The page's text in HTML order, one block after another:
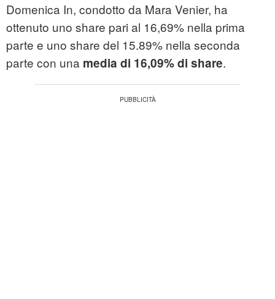
Domenica In, condotto da Mara Venier, ha
ottenuto uno share pari al 16,69% nella prima
parte e uno share del 15.89% nella seconda
parte con una media di 16,09% di share.